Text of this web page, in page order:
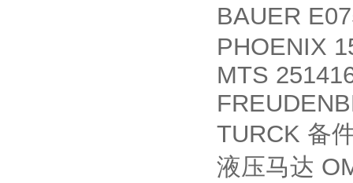
BAUER
PHOENIX
MTS
TURCK 备
液压马达